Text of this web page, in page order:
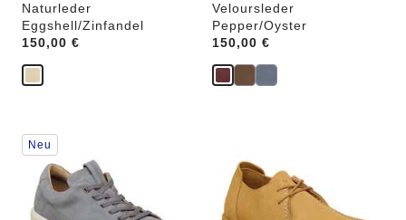
Naturleder
Eggshell/Zinfandel
Price:
150,00 €
Veloursleder
Pepper/Oyster
Price:
150,00 €
Durch
Anklicken
Farben
werden
die
Neu
Farben
werden
die